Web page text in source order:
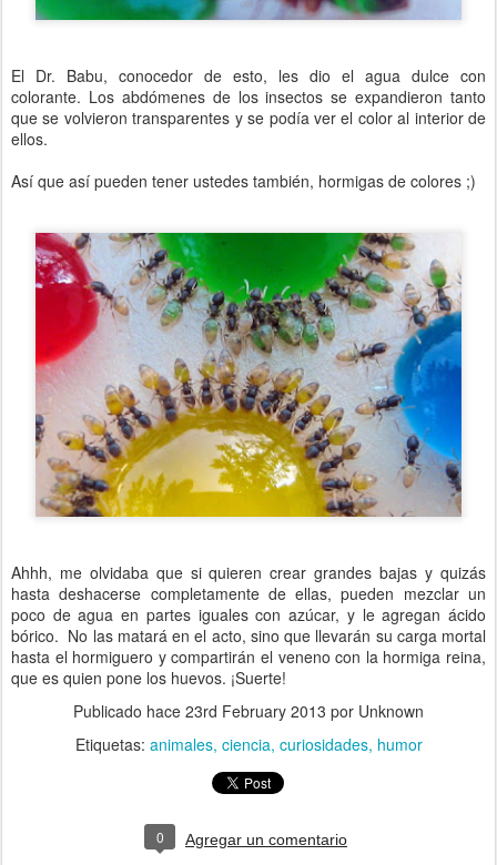
El Dr. Babu, conocedor de esto, les dio el agua dulce con
colorante. Los abdómenes de los insectos se expandieron tanto
que se volvieron transparentes y se podía ver el color al interior de
ellos.
Así que así pueden tener ustedes también, hormigas de colores ;)
Ahhh, me olvidaba que si quieren crear grandes bajas y quizás
hasta deshacerse completamente de ellas, pueden mezclar un
poco de agua en partes iguales con azúcar, y le agregan ácido
bórico. No las matará en el acto, sino que llevarán su carga mortal
hasta el hormiguero y compartirán el veneno con la hormiga reina,
que es quien pone los huevos. ¡Suerte!
Publicado hace 23rd February 2013 por Unknown
Etiquetas: animales ciencia curiosidades humor
0 Agregar un comentario